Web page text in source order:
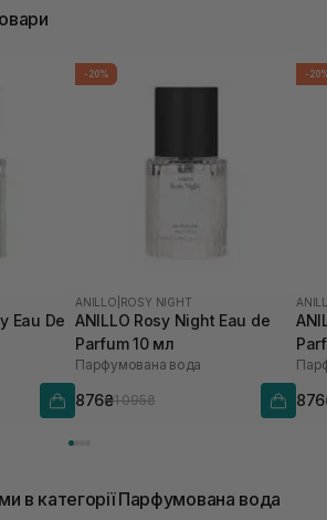
Eau De
-20%
ANILLO ROSY NIGHT
ANILLO Rosy Night Eau de
Parfum 10 мл
Парфумована вода
876₴1 095₴
-
в категорії Парфумована вода